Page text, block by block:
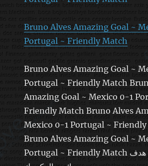
Bruno Alves Amazing Goal ~
Portugal ~ Friendly Match
Bruno Alves Amazing Goal ~
Portugal ~ Friendly Match
Amazing Goal ~ Mexico 0-1
Friendly Match Bruno Alves
Mexico 0-1 Portugal ~
Bruno Alves Amazing Goal ~
Portugal ~ Friendly Match برونو ألفيس هدف